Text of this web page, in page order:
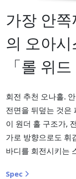
가장 안
의 오아시
「롤 위
회전 추천 오나홀.
전면을 뒤덮는 것은
이 원더 홀 구조가,
가로 방향으로도 휘
바디를 회전시키는
Spec